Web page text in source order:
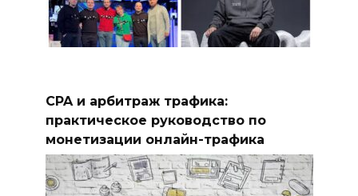
CPA и арбитраж трафика:
практическое руководство по
монетизации онлайн-трафика